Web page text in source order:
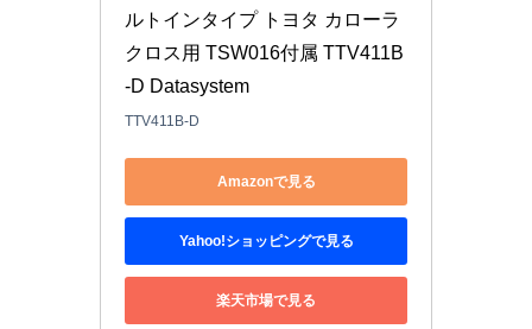
ルトインタイプ トヨタ カローラ
クロス用 TSW016付属 TTV411B
-D Datasystem
TTV411B-D
Amazonで見る
Yahoo!ショッピングで見る
楽天市場で見る